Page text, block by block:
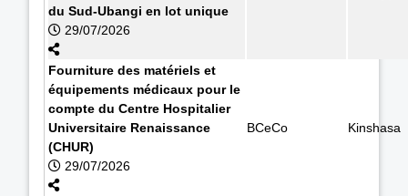
du Sud-Ubangi en lot unique
29/07/2026
Fourniture des matériels et
équipements médicaux pour le
compte du Centre Hospitalier
Universitaire Renaissance
(CHUR)
29/07/2026
BCeCo Kinshasa